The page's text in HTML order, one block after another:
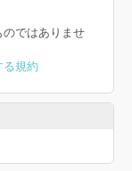
のではありませ
る規約